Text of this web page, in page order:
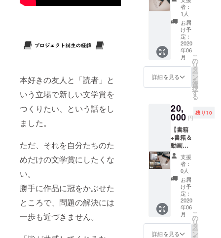
本好きの友人と「読者」と
いう立場で新しい文学賞を
つくりたい、という話をし
ました。
ただ、それを自分たちのた
めだけの文学賞にしたくな
い。
勝手に作品に冠をかぶせた
ところで、問題の解決には
一歩も近づきません。
ターン
があり
ますの
で、そ
ちらで
の支援
を何卒
よろし
いしま
す。
い】 ス
ペシャ
ルサン
クスに
記載す
るお名
前を備
考欄に
書いて
くださ
開の動
画URL
をお送
りしま
す。ま
た、そ
の書籍
と一般
＆限定
公開の
サンク
スとし
て、あ
なたの
お名前
を記載
させて
いただ
きま
す。
【お願
い】 記
載する
スペ
シャル
サンク
ス用の
券】 今
回の文
学賞の
表彰式
イベン
トへの
招待券
です。
！注
意！ 実
施は都
内を予
おりま
す。交
通費な
どにつ
きまし
ては自
己負担
となり
ますの
で、ご
了承く
ださ
い。
者：
1人
お届
け予
定：
2020
年06
月
詳細を見る
こ
の
リ
タ
ー
ン
を
選
択
す
る
20,
000 円
残り10
【書籍
+書籍＆
動画へ
のスペ
シャル
サンク
ス記載
+限定公
URL】
今回の
文学賞
につい
てまと
支援
者：
0人
お届
け予
定：
2020
年06
月
詳細を見る
こ
の
リ
タ
ー
ン